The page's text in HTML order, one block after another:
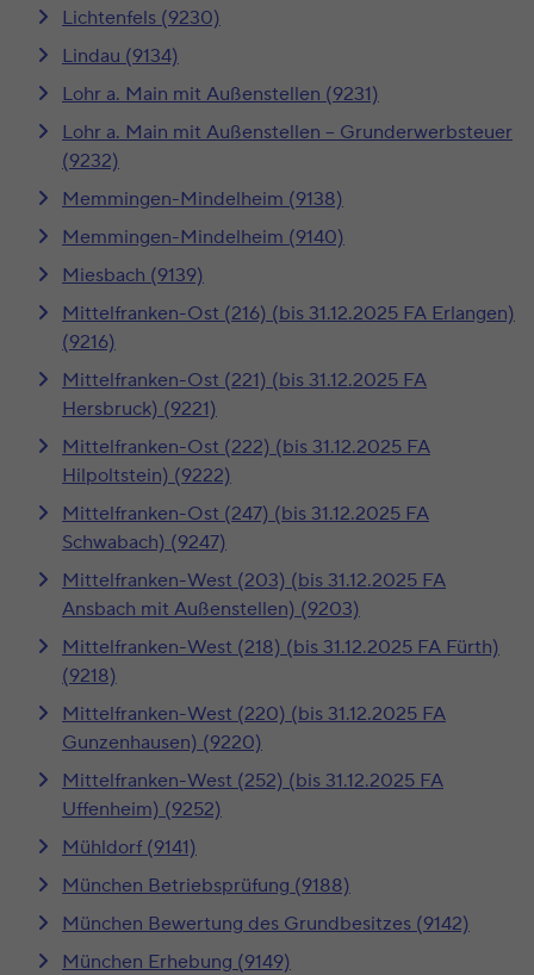
Lichtenfels (9230)
Lindau (9134)
Lohr a. Main mit Außenstellen (9231)
Lohr a. Main mit Außenstellen – Grunderwerbsteuer
(9232)
Memmingen-Mindelheim (9138)
Memmingen-Mindelheim (9140)
Miesbach (9139)
Mittelfranken-Ost (216) (bis 31.12.2025 FA Erlangen)
(9216)
Mittelfranken-Ost (221) (bis 31.12.2025 FA
Hersbruck) (9221)
Mittelfranken-Ost (222) (bis 31.12.2025 FA
Hilpoltstein) (9222)
Mittelfranken-Ost (247) (bis 31.12.2025 FA
Schwabach) (9247)
Mittelfranken-West (203) (bis 31.12.2025 FA
Ansbach mit Außenstellen) (9203)
Mittelfranken-West (218) (bis 31.12.2025 FA Fürth)
(9218)
Mittelfranken-West (220) (bis 31.12.2025 FA
Gunzenhausen) (9220)
Mittelfranken-West (252) (bis 31.12.2025 FA
Uffenheim) (9252)
Mühldorf (9141)
München Betriebsprüfung (9188)
München Bewertung des Grundbesitzes (9142)
München Erhebung (9149)